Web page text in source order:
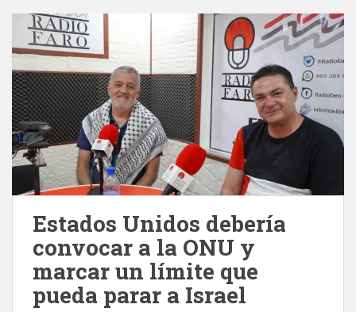
Estados Unidos debería
convocar a la ONU y
marcar un límite que
pueda parar a Israel